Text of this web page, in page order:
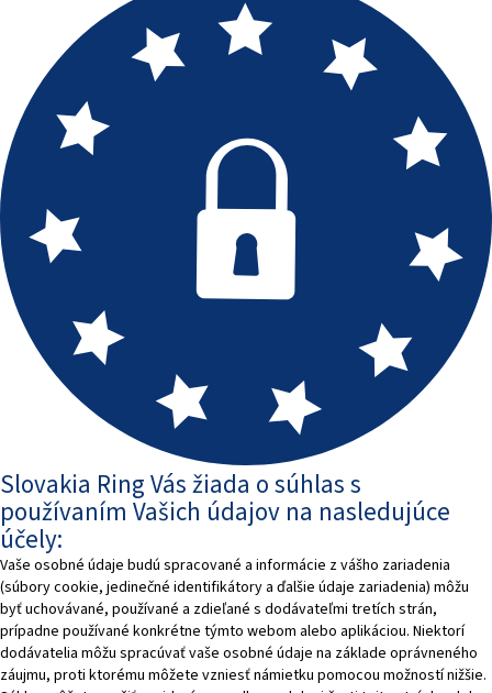
Slovakia Ring Vás žiada o súhlas s
používaním Vašich údajov na nasledujúce
účely:
Vaše osobné údaje budú spracované a informácie z vášho zariadenia
(súbory cookie, jedinečné identifikátory a ďalšie údaje zariadenia) môžu
byť uchovávané, používané a zdieľané s dodávateľmi tretích strán,
prípadne používané konkrétne týmto webom alebo aplikáciou. Niektorí
dodávatelia môžu spracúvať vaše osobné údaje na základe oprávneného
záujmu, proti ktorému môžete vzniesť námietku pomocou možností nižšie.